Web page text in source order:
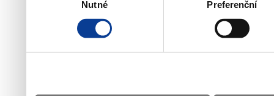
Nutné Preferenční